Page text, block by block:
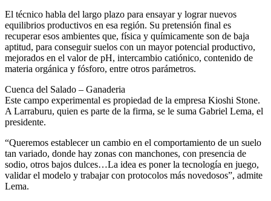
El técnico habla del largo plazo para ensayar y lograr nuevos
equilibrios productivos en esa región. Su pretensión final es
recuperar esos ambientes que, física y químicamente son de baja
aptitud, para conseguir suelos con un mayor potencial productivo,
mejorados en el valor de pH, intercambio catiónico, contenido de
materia orgánica y fósforo, entre otros parámetros.
Cuenca del Salado – Ganaderia
Este campo experimental es propiedad de la empresa Kioshi Stone.
A Larraburu, quien es parte de la firma, se le suma Gabriel Lema, el
presidente.
“Queremos establecer un cambio en el comportamiento de un suelo
tan variado, donde hay zonas con manchones, con presencia de
sodio, otros bajos dulces…La idea es poner la tecnología en juego,
validar el modelo y trabajar con protocolos más novedosos”, admite
Lema.